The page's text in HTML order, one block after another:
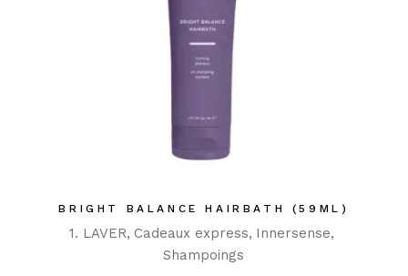
BRIGHT BALANCE HAIRBATH (59ML)
1. LAVER Cadeaux express Innersense
Shampoings